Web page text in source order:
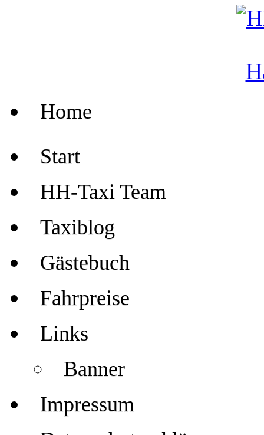
Home
Start
HH-Taxi Team
Taxiblog
Gästebuch
Fahrpreise
Links
Banner
Impressum